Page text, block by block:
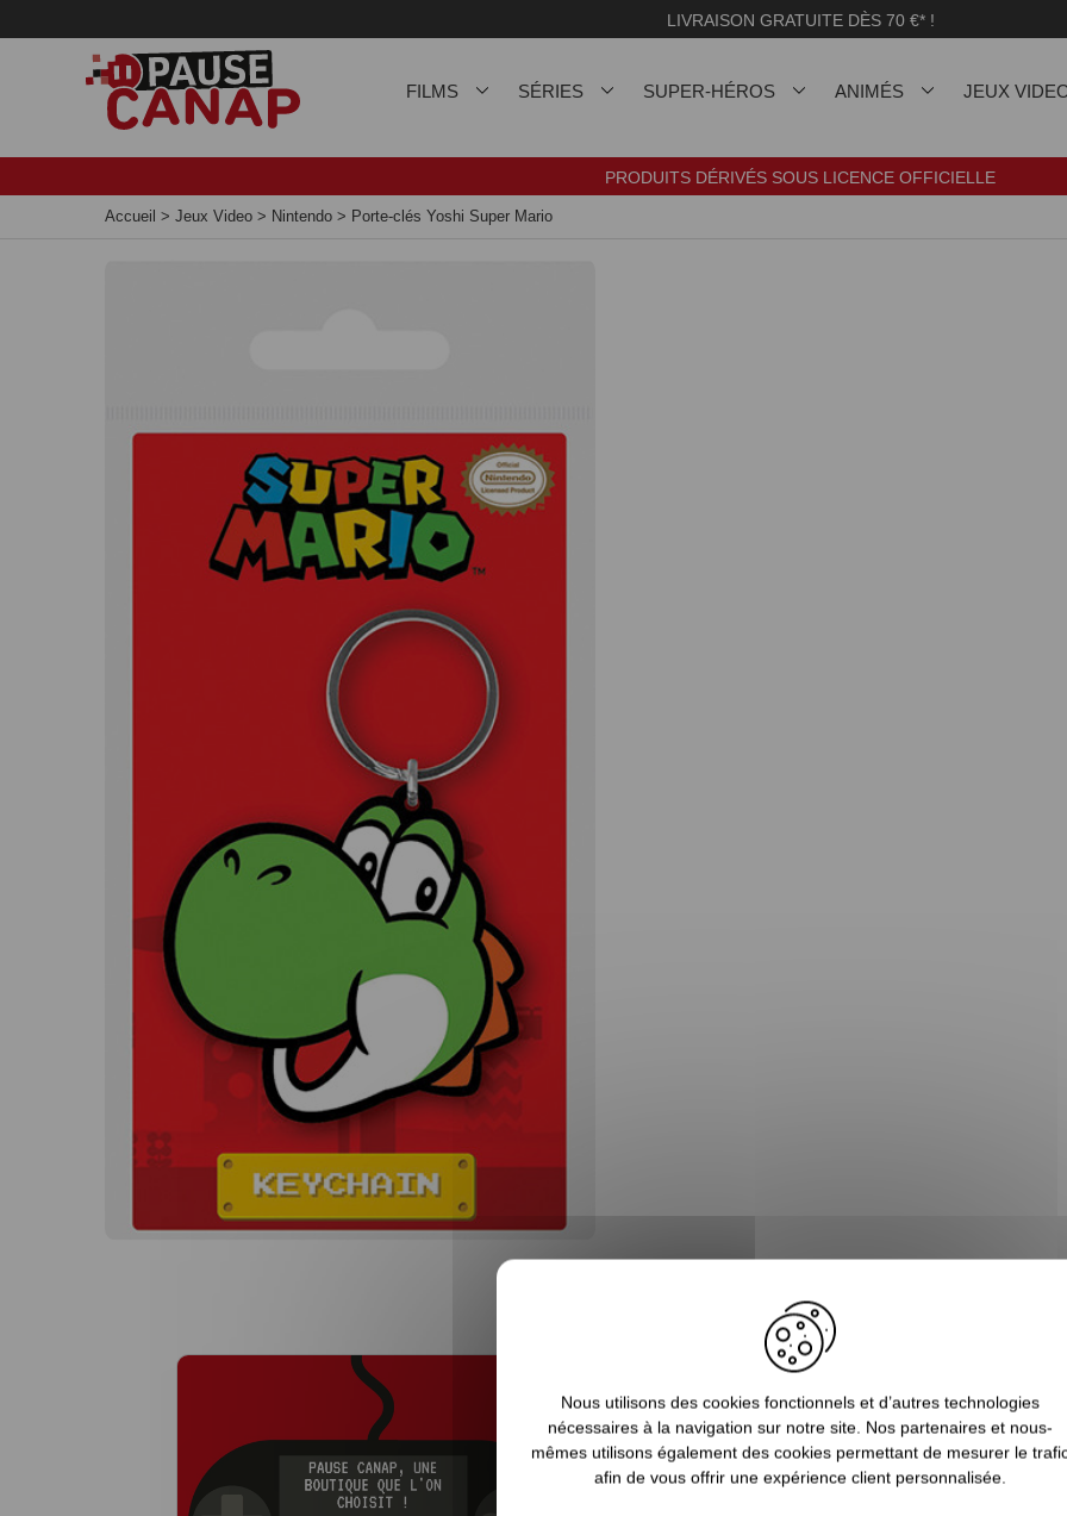
LIVRAISON GRATUITE DÈS 70 €* !
FILMS SÉRIES SUPER-HÉROS ANIMÉS JEUX
PRODUITS DÉRIVÉS SOUS LICENCE OFFICIELLE
Accueil > Jeux Video > Nintendo > Porte-clés Yoshi Super Mario
Blog
Nous utilisons des cookies fonctionnels et d’autres technologies
nécessaires à la navigation sur notre site. Nos partenaires et nous-
mêmes utilisons également des cookies permettant de mesurer le
afin de vous offrir une expérience client personnalisée.